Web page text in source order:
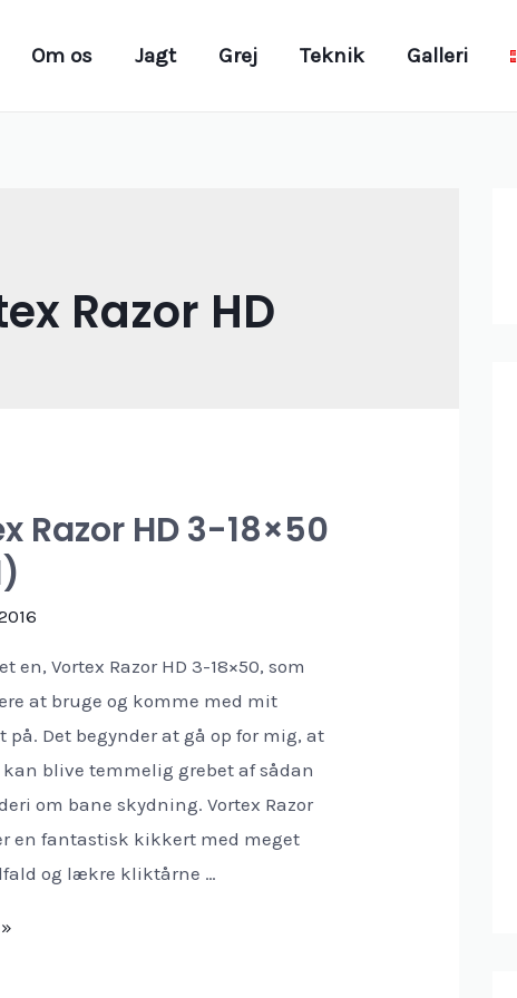
Om os Jagt Grej Teknik Galleri
Razor HD
Razor HD 3-18×50
en, Vortex Razor HD 3-18×50, som
at bruge og komme med mit
på. Det begynder at gå op for mig, at
blive temmelig grebet af sådan
om bane skydning. Vortex Razor
en fantastisk kikkert med meget
og lækre kliktårne …